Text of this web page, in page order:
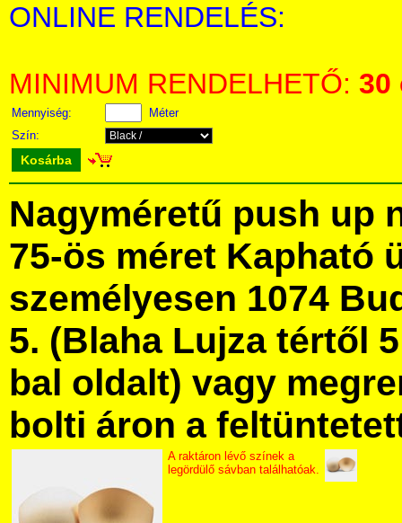
ONLINE RENDELÉS:
MINIMUM RENDELHETŐ: 30
Mennyiség:
Méter
Szín:
Kosárba
Nagyméretű push up
75-ös méret Kapható
személyesen 1074
5. (Blaha Lujza tértől
bal oldalt) vagy
bolti áron a
A raktáron lévő színek a
legördülő sávban találhatóak.